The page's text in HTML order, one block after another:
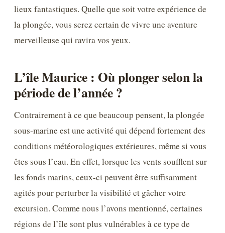
lieux fantastiques. Quelle que soit votre expérience de
la plongée, vous serez certain de vivre une aventure
merveilleuse qui ravira vos yeux.
L’île Maurice : Où plonger selon la
période de l’année ?
Contrairement à ce que beaucoup pensent, la plongée
sous-marine est une activité qui dépend fortement des
conditions météorologiques extérieures, même si vous
êtes sous l’eau. En effet, lorsque les vents soufflent sur
les fonds marins, ceux-ci peuvent être suffisamment
agités pour perturber la visibilité et gâcher votre
excursion. Comme nous l’avons mentionné, certaines
régions de l’île sont plus vulnérables à ce type de